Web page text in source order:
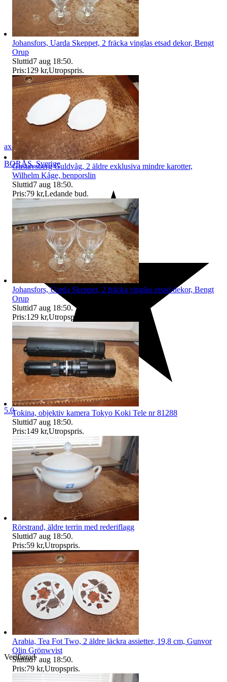
axel_42
BORÅS,Sverige
5.0
Verifierad
Johansfors, Uarda Skeppet, 2 fräcka vinglas etsad dekor, Bengt
Orup
Sluttid7 aug 18:50.
Pris:129 kr,Utropspris.
Gustavsberg Guldvåg, 2 äldre exklusiva mindre karotter,
Wilhelm Kåge, benporslin
Sluttid7 aug 18:50.
Pris:79 kr,Ledande bud.
Johansfors, Uarda Skeppet, 2 fräcka vinglas etsad dekor, Bengt
Orup
Sluttid7 aug 18:50.
Pris:129 kr,Utropspris
Tokina, objektiv kamera Tokyo Koki Tele nr 81288
Sluttid7 aug 18:50.
Pris:149 kr,Utropspris.
Rörstrand, äldre terrin med rederiflagg
Sluttid7 aug 18:50.
Pris:59 kr,Utropspris.
Arabia, Tea Fot Two, 2 äldre läckra assietter, 19,8 cm, Gunvor
Olin Grönwvist
Sluttid7 aug 18:50.
Pris:79 kr,Utropspris.